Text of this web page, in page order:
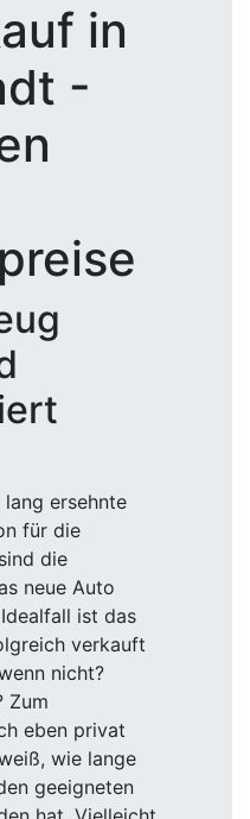
in
-
ersehnte
für die
die
neue Auto
ist das
verkauft
nicht?
Zum
eben privat
wie lange
geeigneten